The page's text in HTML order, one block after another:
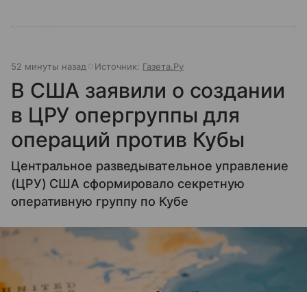
52 минуты назад Источник: Газета.Ру
В США заявили о создании
в ЦРУ опергруппы для
операций против Кубы
Центральное разведывательное управление
(ЦРУ) США сформировало секретную
оперативную группу по Кубе